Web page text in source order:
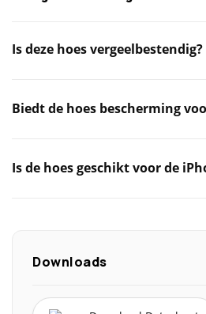
Is deze hoes vergeelbestendig?
Biedt de hoes bescherming
Is de hoes geschikt voor de
Downloads